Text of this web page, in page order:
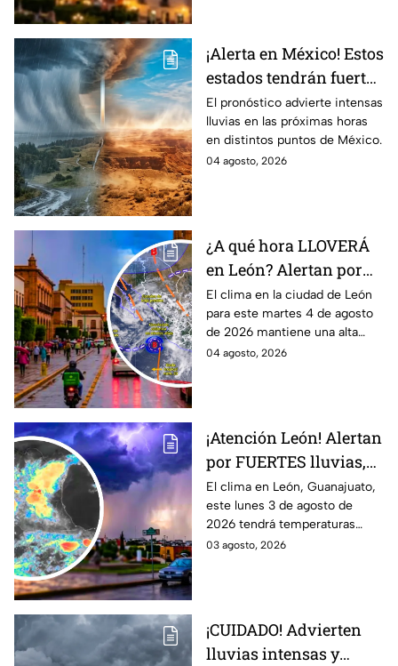
¡Alerta en México! Estos
estados tendrán fuertes
precipitaciones;
¿afectará a Guanajuato?
El pronóstico advierte intensas
lluvias en las próximas horas
en distintos puntos de México.
04 agosto, 2026
¿A qué hora LLOVERÁ
en León? Alertan por
ALTA probabilidad de
lluvia HOY martes, por
inestabilidad
atmosférica
El clima en la ciudad de León
para este martes 4 de agosto
de 2026 mantiene una alta
probabilidad de lluvia, de
04 agosto, 2026
¡Atención León! Alertan
por FUERTES lluvias,
tormentas y posible
granizo en Guanajuato
HOY lunes: HORA
EXACTA
El clima en León, Guanajuato,
este lunes 3 de agosto de
2026 tendrá temperaturas
cálidas, posibles lluvias
03 agosto, 2026
¡CUIDADO! Advierten
lluvias intensas y